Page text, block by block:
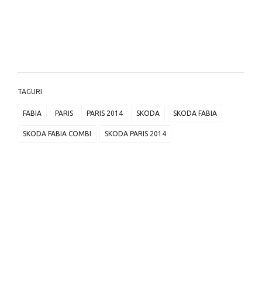
TAGURI
FABIA PARIS PARIS 2014 SKODA SKODA FABIA
SKODA FABIA COMBI SKODA PARIS 2014